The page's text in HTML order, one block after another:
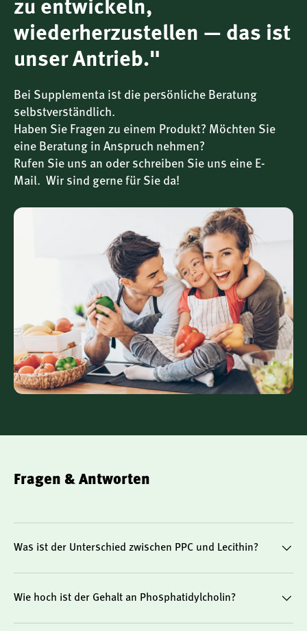
gentechnikfreiem Soja
Mit MCT-Öl aus Kokos und Färberdistelöl als
Ideal zur gezielten Versorgung bei erhöhter
zellulärer Beanspruchung
Für wen ist PhosChol PPC 900 geeignet?
Dieses Produkt richtet sich an Menschen, die Wert auf eine
gezielte Unterstützung der Zellstruktur legen – etwa im
erhöhter körperlicher oder geistiger Belastung. Es ist
besonders interessant für Personen mit Fokus auf
Lebergesundheit, Lipidstoffwechsel oder zelluläre
zu entwickeln,
wiederherzustellen — das ist
unser Antrieb."
Bei Supplementa ist die persönliche Beratung
selbstverständlich.
Haben Sie Fragen zu einem Produkt? Möchten Sie
eine Beratung in Anspruch nehmen?
Rufen Sie uns an oder schreiben Sie uns eine E-
Mail. Wir sind gerne für Sie da!
Fragen & Antworten
Was ist der Unterschied zwischen PPC und Lecithin?
Wie hoch ist der Gehalt an Phosphatidylcholin?